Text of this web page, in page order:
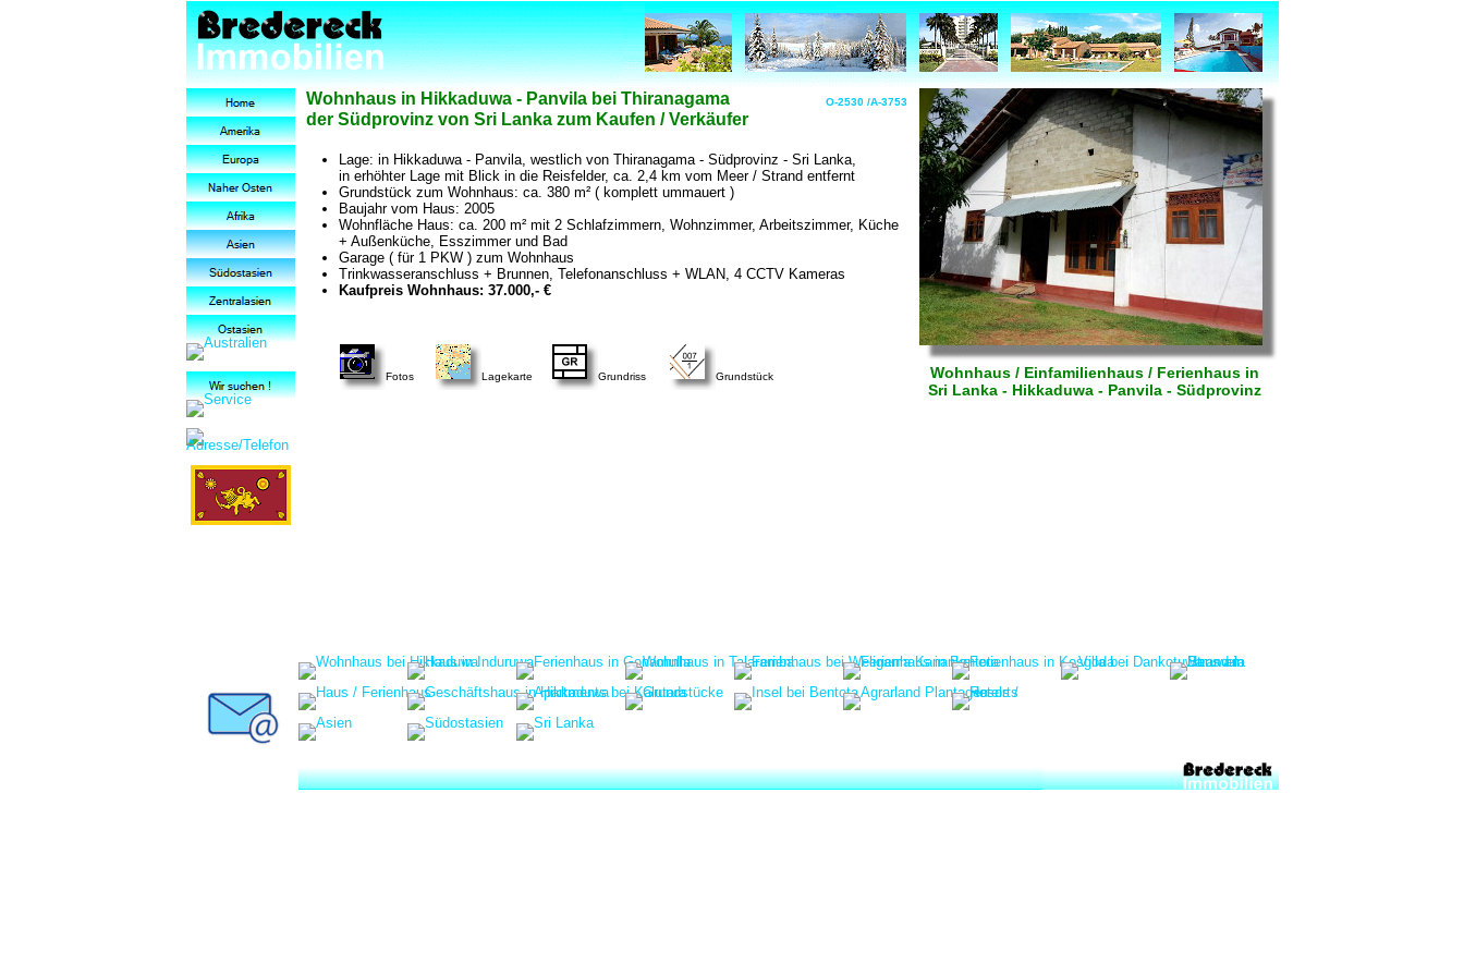
Fotos Lagekarte
Wohnhaus in Hikkaduwa - Panvila bei Thiranagama
der Südprovinz von Sri Lanka zum Kaufen / Verkäufer
Lage: in Hikkaduwa - Panvila, westlich von Thiranagama - Südprovinz - Sri Lanka,
in erhöhter Lage mit Blick in die Reisfelder, ca. 2,4 km vom Meer / Strand entfernt
Grundstück zum Wohnhaus: ca. 380 m² ( komplett ummauert )
Baujahr vom Haus: 2005
Wohnfläche Haus: ca. 200 m² mit 2 Schlafzimmern, Wohnzimmer, Arbeitszimmer, Küche
+ Außenküche, Esszimmer und Bad
Garage ( für 1 PKW ) zum Wohnhaus
Trinkwasseranschluss + Brunnen, Telefonanschluss + WLAN, 4 CCTV Kameras
Kaufpreis Wohnhaus: 37.000,- €
Grundriss
O-2530 /A-3753
Wohnhaus / Einfamilienhaus / Ferienhaus in
Sri Lanka - Hikkaduwa - Panvila - Südprovinz
Grundstück